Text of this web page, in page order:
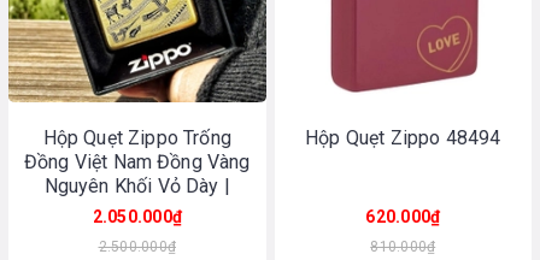
Hộp Quẹt Zippo Trống
Đồng Việt Nam Đồng Vàng
Nguyên Khối Vỏ Dày |
Made In USA
2.050.000₫
2.500.000₫
Hộp Quẹt Zippo 48494
620.000₫
810.000₫